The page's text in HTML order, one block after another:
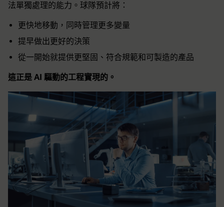
法單獨處理的能力。球隊預計將：
更快地移動，同時管理更多變量
提早做出更好的決策
從一開始就提供更堅固、符合規範和可製造的產品
這正是 AI 驅動的工程實現的。